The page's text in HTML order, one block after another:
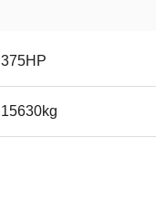
375HP
15630kg